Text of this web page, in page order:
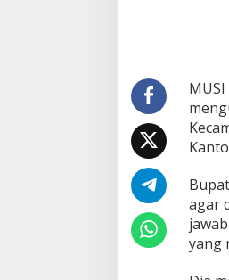
agar
yang